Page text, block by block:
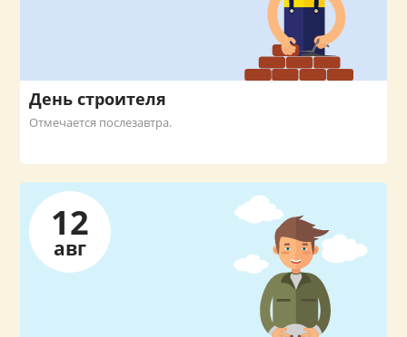
День строителя
Отмечается послезавтра.
12
авг